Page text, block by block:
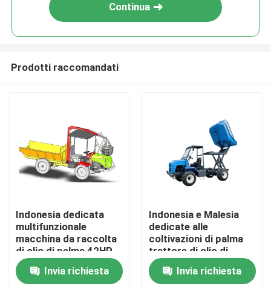
Casa
Prodotti
Continua
Prodotti raccomandati
Indonesia dedicata
multifunzionale
macchina da raccolta
di olio di palma 42HP
con PTO
Invia richiesta
Indonesia e Malesia
dedicate alle
coltivazioni di palma
trattore di olio di
palma camion da
raccoltaInvia richiesta